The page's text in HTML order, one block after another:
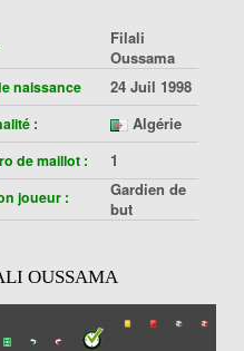
Filali
Oussama
naissance 24 Juil 1998
: Algérie
de maillot : 1
joueur :
Gardien de
but
OUSSAMA